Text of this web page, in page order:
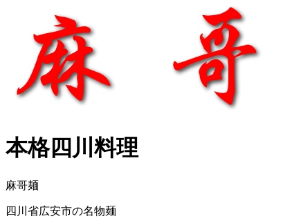
本格四川料理
麻哥麺
四川省広安市の名物麺